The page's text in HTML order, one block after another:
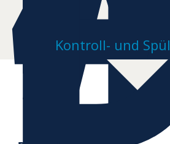
Kontroll- und